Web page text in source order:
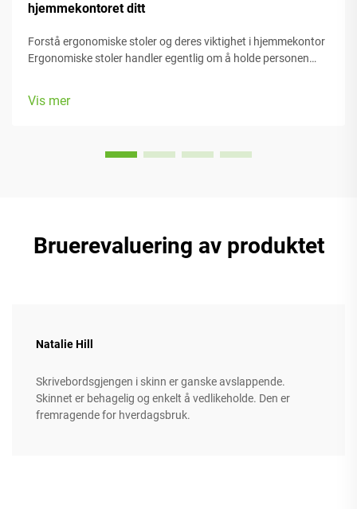
hjemmekontoret ditt
Forstå ergonomiske stoler og deres viktighet i hjemmekontor
Ergonomiske stoler handler egentlig om å holde personen
modeller kommer med...
Vis mer
Bruerevaluering av produktet
Natalie Hill
Skrivebordsgjengen i skinn er ganske avslappende.
Skinnet er behagelig og enkelt å vedlikeholde. Den er
fremragende for hverdagsbruk.